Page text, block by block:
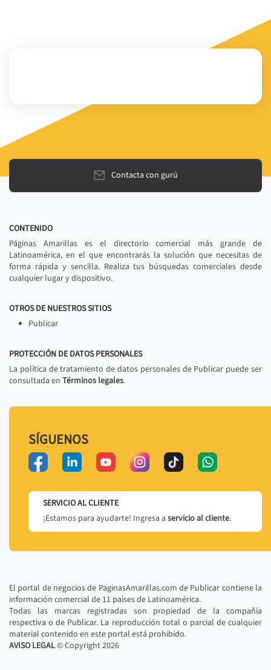
Contacta con gurú
CONTENIDO
Páginas Amarillas es el directorio comercial más grande de
Latinoamérica, en el que encontrarás la solución que necesitas de
forma rápida y sencilla. Realiza tus búsquedas comerciales desde
cualquier lugar y dispositivo.
OTROS DE NUESTROS SITIOS
Publicar
PROTECCIÓN DE DATOS PERSONALES
La política de tratamiento de datos personales de Publicar puede ser
consultada en Términos legales.
SÍGUENOS
SERVICIO AL CLIENTE
¡Estamos para ayudarte! Ingresa a servicio al cliente.
El portal de negocios de PaginasAmarillas.com de Publicar contiene la
información comercial de 11 países de Latinoamérica.
Todas las marcas registradas son propiedad de la compañía
respectiva o de Publicar. La reproducción total o parcial de cualquier
material contenido en este portal está prohibido.
AVISO LEGAL© Copyright2026